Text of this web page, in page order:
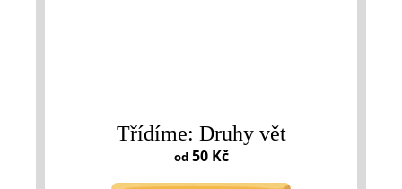
Třídíme: Druhy vět
od50 Kč